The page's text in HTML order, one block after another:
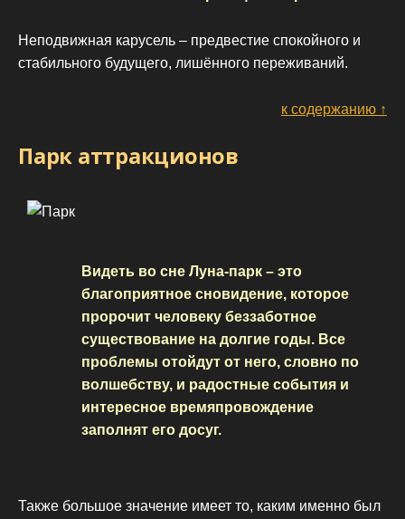
Неподвижная карусель – предвестие спокойного и
стабильного будущего, лишённого переживаний.
к содержанию ↑
Парк аттракционов
Видеть во сне Луна-парк – это
благоприятное сновидение, которое
пророчит человеку беззаботное
существование на долгие годы. Все
проблемы отойдут от него, словно по
волшебству, и радостные события и
интересное времяпровождение
заполнят его досуг.
Также большое значение имеет то, каким именно был